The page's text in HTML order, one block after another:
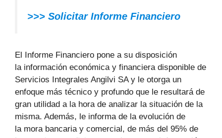
>>> Solicitar Informe Financiero
El Informe Financiero pone a su disposición
la información económica y financiera disponible de
Servicios Integrales Angilvi SA y le otorga un
enfoque más técnico y profundo que le resultará de
gran utilidad a la hora de analizar la situación de la
misma. Además, le informa de la evolución de
la mora bancaria y comercial, de más del 95% de